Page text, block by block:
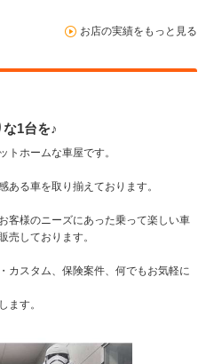
お店の実績をもっと見る
1台を♪
トホームな車屋です。
ある車を取り揃えております。
客様のニーズにあった乗って楽しい車
売しております。
カスタム、保険案件、何でもお気軽に
ます。